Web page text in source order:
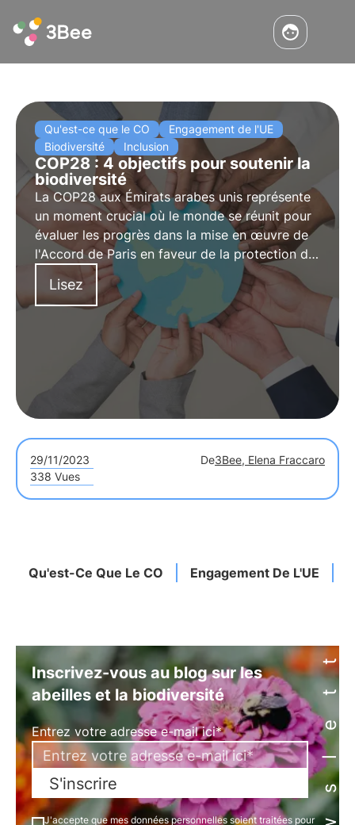
Qu'est-ce que le CO
Engagement de l'UE
Biodiversité
Inclusion
COP28 : 4 objectifs pour soutenir la
biodiversité
La COP28 aux Émirats arabes unis représente
un moment crucial où le monde se réunit pour
évaluer les progrès dans la mise en œuvre de
l'Accord de Paris en faveur de la protection de
la biodiversité. La Conférence des parties sur
le changement climatique à Dubaï se déroulera
du 30/11/2023 au 12/12/2
Lisez
29/11/2023 De3Bee, Elena Fraccaro
338 Vues
Qu'est-Ce Que Le CO Engagement De L'UENewsletter
Inscrivez-vous au blog sur les
abeilles et la biodiversité
Entrez votre adresse e-mail ici*
S'inscrire
J'accepte que mes données personnelles soient traitées pour